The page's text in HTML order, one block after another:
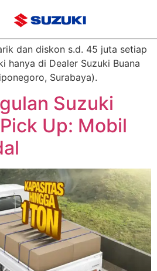
Carry
dan diskon s.d. 45 juta setiap
hanya di Dealer Suzuki Buana
Surabaya).
Suzuki
Up: Mobil